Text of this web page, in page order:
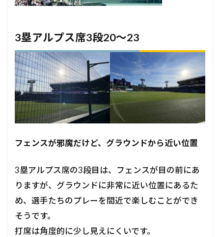
3塁アルプス席3段20～23
フェンスが邪魔だけど、グラウンドから近い位置
3塁アルプス席の3段目は、フェンスが目の前にあ
りますが、グラウンドに非常に近い位置にあるた
め、選手たちのプレーを間近で楽しむことができ
そうです。
打席は角度的に少し見えにくいです。